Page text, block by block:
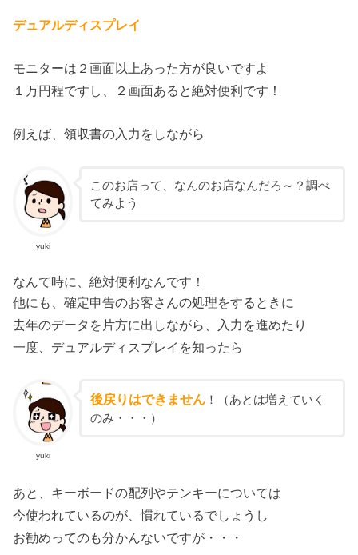
デュアルディスプレイ
モニターは２画面以上あった方が良いですよ
１万円程ですし、２画面あると絶対便利です！
例えば、領収書の入力をしながら
yuki
このお店って、なんのお店なんだろ～？調べ
てみよう
なんて時に、絶対便利なんです！
他にも、確定申告のお客さんの処理をするときに
去年のデータを片方に出しながら、入力を進めたり
一度、デュアルディスプレイを知ったら
yuki
後戻りはできません！（あとは増えていく
のみ・・・）
あと、キーボードの配列やテンキーについては
今使われているのが、慣れているでしょうし
お勧めってのも分かんないですが・・・